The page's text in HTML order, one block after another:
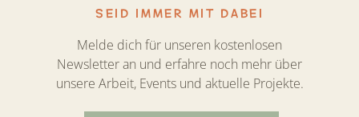
SEID IMMER MIT DABEI
Melde dich für unseren kostenlosen
Newsletter an und erfahre noch mehr über
unsere Arbeit, Events und aktuelle Projekte.